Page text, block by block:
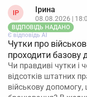
ІР Ірина
08.08.2026 |
ВІДПОВІДЬ НАДАНО
Є відповідь АІ
Чутки про
проходити базову
Чи правдиві чутки і
відсотків штатних
військову